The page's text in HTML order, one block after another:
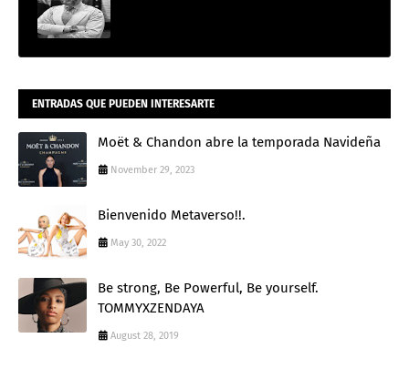
ENTRADAS QUE PUEDEN INTERESARTE
Moët & Chandon abre la temporada Navideña
November 29, 2023
Bienvenido Metaverso!!.
May 30, 2022
Be strong, Be Powerful, Be yourself.
TOMMYXZENDAYA
August 28, 2019